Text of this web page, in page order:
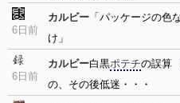
6日前
カルビー 「パッケージの色
け」
6日前
カルビー白黒ポテチの誤算
の、その後低迷・・・